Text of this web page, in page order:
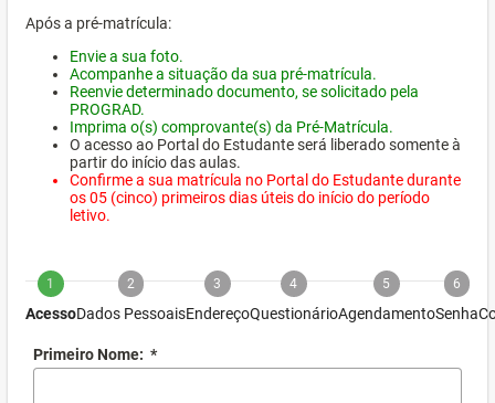
Após a pré-matrícula:
Envie a sua foto.
Acompanhe a situação da sua pré-matrícula.
Reenvie determinado documento, se solicitado pela
PROGRAD.
Imprima o(s) comprovante(s) da Pré-Matrícula.
O acesso ao Portal do Estudante será liberado somente à
partir do início das aulas.
Confirme a sua matrícula no Portal do Estudante durante
os 05 (cinco) primeiros dias úteis do início do período
letivo.
1
Acesso
2
Dados Pessoais
3
Endereço
4
Questionário
5
Agendamento
6
Senha
Primeiro Nome: *